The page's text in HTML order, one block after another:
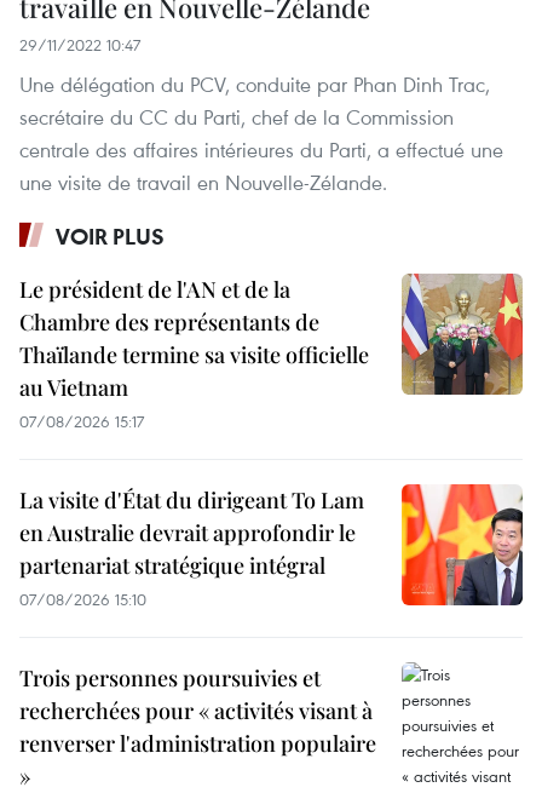
29/11/2022 10:47
Une délégation du PCV, conduite par Phan Dinh Trac,
secrétaire du CC du Parti, chef de la Commission
centrale des affaires intérieures du Parti, a effectué une
une visite de travail en Nouvelle-Zélande.
VOIR PLUS
Le président de l'AN et de la
Chambre des représentants de
Thaïlande termine sa visite officielle
au Vietnam
07/08/2026 15:17
La visite d'État du dirigeant To Lam
en Australie devrait approfondir le
partenariat stratégique intégral
07/08/2026 15:10
Trois personnes poursuivies et
recherchées pour « activités visant à
renverser l'administration populaire
»